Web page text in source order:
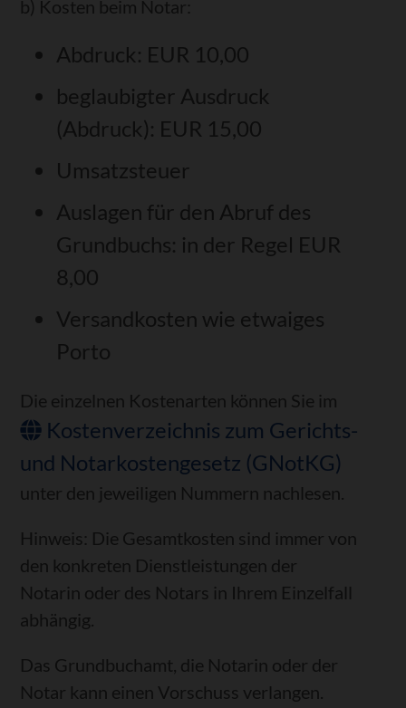
b) Kosten beim Notar:
Abdruck: EUR 10,00
beglaubigter Ausdruck
(Abdruck): EUR 15,00
Umsatzsteuer
Auslagen für den Abruf des
Grundbuchs: in der Regel EUR
8,00
Versandkosten wie etwaiges
Porto
Die einzelnen Kostenarten können Sie im
Kostenverzeichnis zum Gerichts-
und Notarkostengesetz (GNotKG)
unter den jeweiligen Nummern nachlesen.
Hinweis: Die Gesamtkosten sind immer von
den konkreten Dienstleistungen der
Notarin oder des Notars in Ihrem Einzelfall
abhängig.
Das Grundbuchamt, die Notarin oder der
Notar kann einen Vorschuss verlangen.